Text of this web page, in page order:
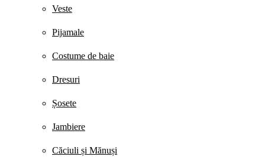
Veste
Pijamale
Costume de baie
Dresuri
Șosete
Jambiere
Căciuli și Mănuși